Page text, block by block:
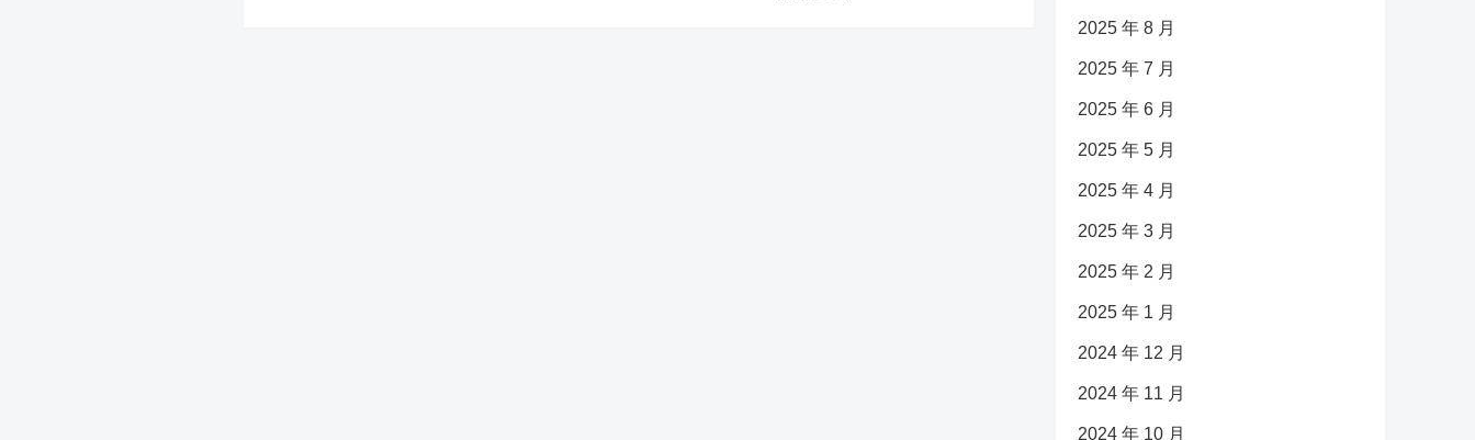
2025 年 8 月
2025 年 7 月
2025 年 6 月
2025 年 5 月
2025 年 4 月
2025 年 3 月
2025 年 2 月
2025 年 1 月
2024 年 12 月
2024 年 11 月
2024 年 10 月